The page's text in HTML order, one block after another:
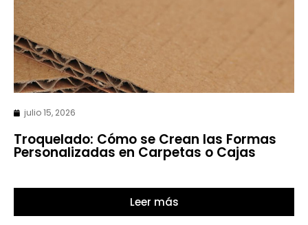
julio 15, 2026
Troquelado: Cómo se Crean las Formas
Personalizadas en Carpetas o Cajas
Leer más